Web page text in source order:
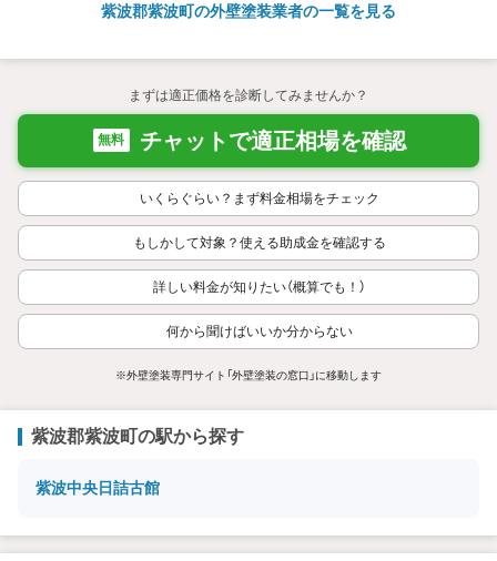
紫波郡紫波町の外壁塗装業者の一覧を見る
まずは適正価格を診断してみませんか？
無料 チャットで適正相場を確認
いくらぐらい？まず料金相場をチェック
もしかして対象？使える助成金を確認する
詳しい料金が知りたい（概算でも！）
何から聞けばいいか分からない
※外壁塗装専門サイト「外壁塗装の窓口」に移動します
紫波郡紫波町の駅から探す
紫波中央日詰古館